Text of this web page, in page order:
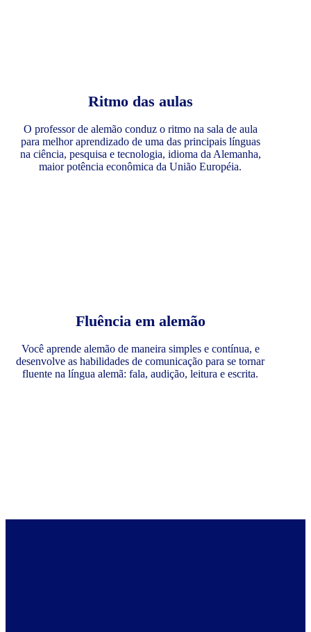
Ritmo das aulas
O professor de alemão conduz o ritmo na sala de aula
para melhor aprendizado de uma das principais línguas
na ciência, pesquisa e tecnologia, idioma da Alemanha,
maior potência econômica da União Européia.
Fluência em alemão
Você aprende alemão de maneira simples e contínua, e
desenvolve as habilidades de comunicação para se tornar
fluente na língua alemã: fala, audição, leitura e escrita.